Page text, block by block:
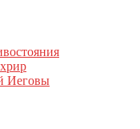
Иеговы